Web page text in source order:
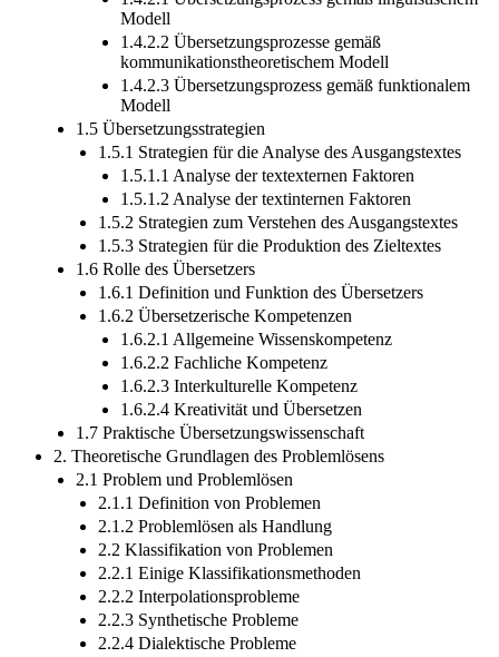
Modell
1.4.2.2 Übersetzungsprozesse gemäß
kommunikationstheoretischem Modell
1.4.2.3 Übersetzungsprozess gemäß funktionalem
Modell
1.5 Übersetzungsstrategien
1.5.1 Strategien für die Analyse des Ausgangstextes
1.5.1.1 Analyse der textexternen Faktoren
1.5.1.2 Analyse der textinternen Faktoren
1.5.2 Strategien zum Verstehen des Ausgangstextes
1.5.3 Strategien für die Produktion des Zieltextes
1.6 Rolle des Übersetzers
1.6.1 Definition und Funktion des Übersetzers
1.6.2 Übersetzerische Kompetenzen
1.6.2.1 Allgemeine Wissenskompetenz
1.6.2.2 Fachliche Kompetenz
1.6.2.3 Interkulturelle Kompetenz
1.6.2.4 Kreativität und Übersetzen
1.7 Praktische Übersetzungswissenschaft
2. Theoretische Grundlagen des Problemlösens
2.1 Problem und Problemlösen
2.1.1 Definition von Problemen
2.1.2 Problemlösen als Handlung
2.2 Klassifikation von Problemen
2.2.1 Einige Klassifikationsmethoden
2.2.2 Interpolationsprobleme
2.2.3 Synthetische Probleme
2.2.4 Dialektische Probleme